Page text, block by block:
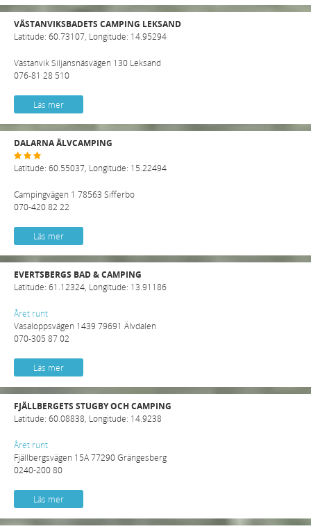
VÄSTANVIKSBADETS CAMPING LEKSAND
Latitude: 60.73107, Longitude: 14.95294
Västanvik Siljansnäsvägen 130 Leksand
076-81 28 510
Läs mer
DALARNA ÄLVCAMPING
Latitude: 60.55037, Longitude: 15.22494
Campingvägen 1 78563 Sifferbo
070-420 82 22
Läs mer
EVERTSBERGS BAD & CAMPING
Latitude: 61.12324, Longitude: 13.91186
Året runt
Vasaloppsvägen 1439 79691 Älvdalen
070-305 87 02
Läs mer
FJÄLLBERGETS STUGBY OCH CAMPING
Latitude: 60.08838, Longitude: 14.9238
Året runt
Fjällbergsvägen 15A 77290 Grängesberg
0240-200 80
Läs mer